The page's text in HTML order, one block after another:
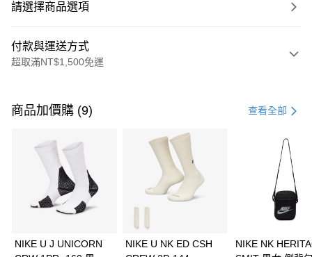
請選擇商品選項
付款與運送方式
超取滿NT$1,500免運
信用卡一次付款
3 期 0 利率 每期 21家銀行
合作金庫商業銀行
第一商業銀行
華南商業銀行
彰化商業銀行
上海商業儲蓄銀行
Apple Pay
商品加價購 (9) 查看全部
NIKE U J UNICORN
NIKE U NK ED CSH
NIKE NK